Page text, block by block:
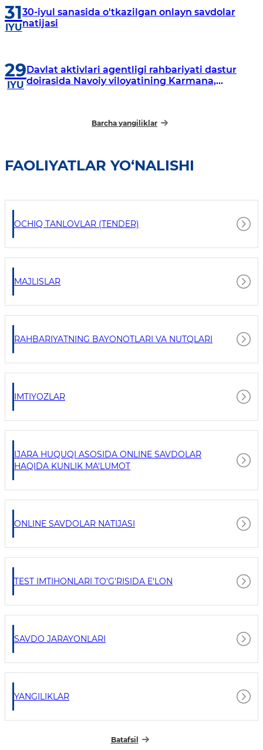
31
IYU
30-iyul sanasida o'tkazilgan onlayn savdolar
natijasi
29
IYU
Davlat aktivlari agentligi rahbariyati dastur
doirasida Navoiy viloyatining Karmana,
Barcha yangiliklar
FAOLIYATLAR YO‘NALISHI
OCHIQ TANLOVLAR (TENDER)
MAJLISLAR
RAHBARIYATNING BAYONOTLARI VA NUTQLARI
IMTIYOZLAR
IJARA HUQUQI ASOSIDA ONLINE SAVDOLAR
HAQIDA KUNLIK MA'LUMOT
ONLINE SAVDOLAR NATIJASI
TEST IMTIHONLARI TO'G'RISIDA E'LON
SAVDO JARAYONLARI
YANGILIKLAR
Batafsil